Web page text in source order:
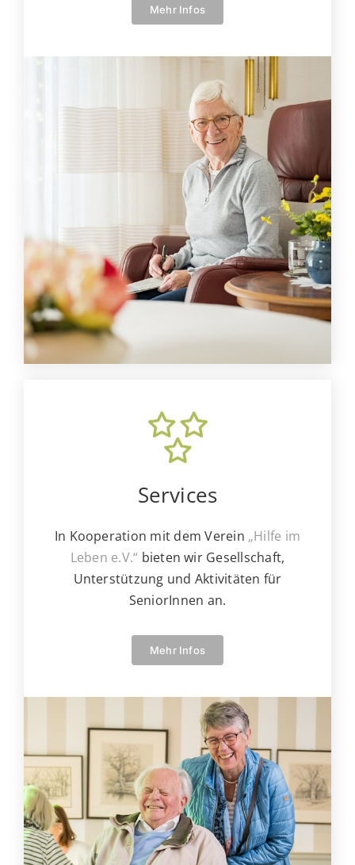
Mehr Infos
Services
In Kooperation mit dem Verein „Hilfe im
Leben e.V.“ bieten wir Gesellschaft,
Unterstützung und Aktivitäten für
SeniorInnen an.
Mehr Infos